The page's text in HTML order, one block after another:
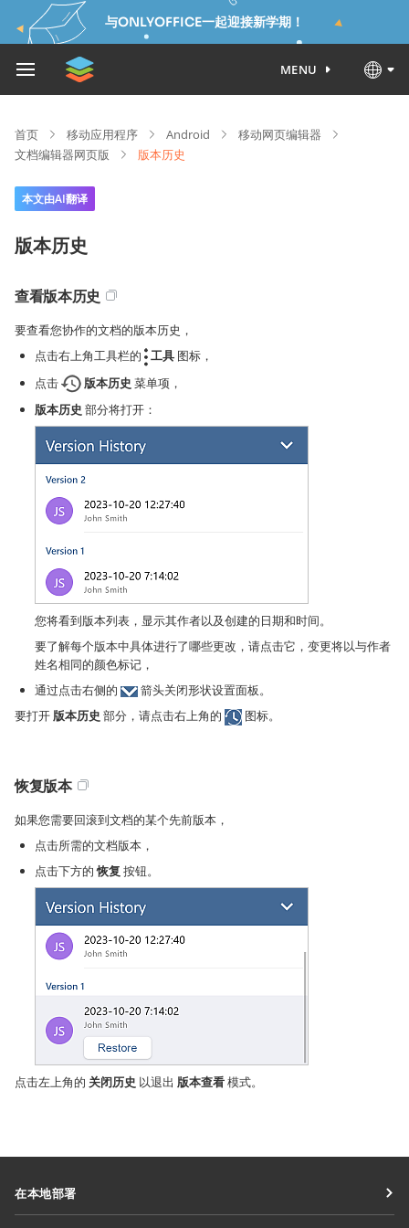
与ONLYOFFICE一起迎接新学期！
MENU
首页 移动应用程序 Android
移动网页编辑器
文档编辑器网页版
版本历史
本文由AI翻译
版本历史
查看版本历史
要查看您协作的文档的版本历史，
点击右上角工具栏的
工具 图标，
点击
版本历史 菜单项，
版本历史 部分将打开：
您将看到版本列表，显示其作者以及创建的日期和时间。
要了解每个版本中具体进行了哪些更改，请点击它，变更将以与作者
姓名相同的颜色标记，
通过点击右侧的
箭头关闭形状设置面板。
要打开版本历史 部分，请点击右上角的 图标。
恢复版本
如果您需要回滚到文档的某个先前版本，
点击所需的文档版本，
点击下方的恢复 按钮。
点击左上角的 关闭历史 以退出 版本查看模式。
在本地部署